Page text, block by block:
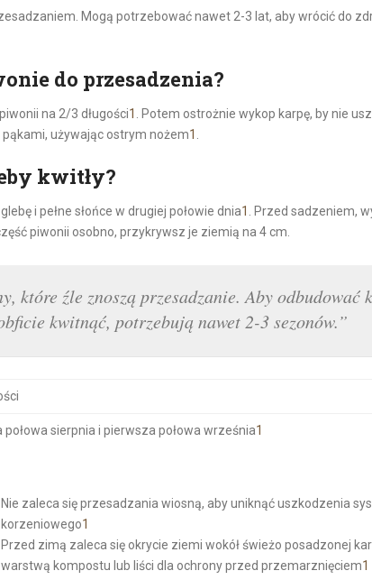
Mogą potrzebować nawet 2-3 lat, aby wrócić do
do przesadzenia?
na 2/3 długości1
. Potem ostrożnie wykop karpę, by nie
używając ostrym nożem1
kwitły?
i pełne słońce w drugiej połowie dnia1
. Przed sadzeniem,
piwonii osobno, przykrywsz je ziemią na 4 cm.
które źle znoszą przesadzanie. Aby odbudować
kwitnąć, potrzebują nawet 2-3 sezonów.”
połowa sierpnia i pierwsza połowa września1
Nie zaleca się przesadzania wiosną, aby uniknąć uszkodzenia
korzeniowego1
Przed zimą zaleca się okrycie ziemi wokół świeżo posadzonej
warstwą kompostu lub liści dla ochrony przed przemarznięciem1